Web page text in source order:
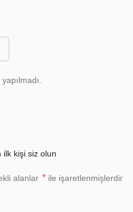
ilk kişi siz olun
alanlar * ile işaretlenmişlerdir